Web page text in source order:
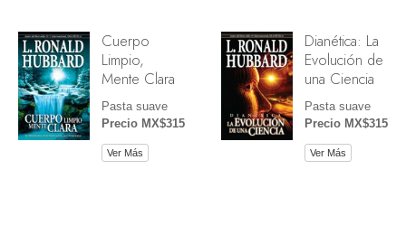
Cuerpo
Limpio,
Mente Clara
Pasta suave
Precio MX$315
Ver Más
Dianética: La
Evolución de
una Ciencia
Pasta suave
Precio MX$315
Ver Más